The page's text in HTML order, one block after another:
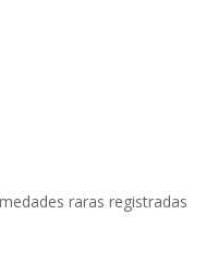
raras registradas